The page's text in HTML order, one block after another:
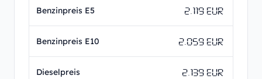
Benzinpreis E5 2.119 EUR
Benzinpreis E10 2.059 EUR
Dieselpreis 2.139 EUR